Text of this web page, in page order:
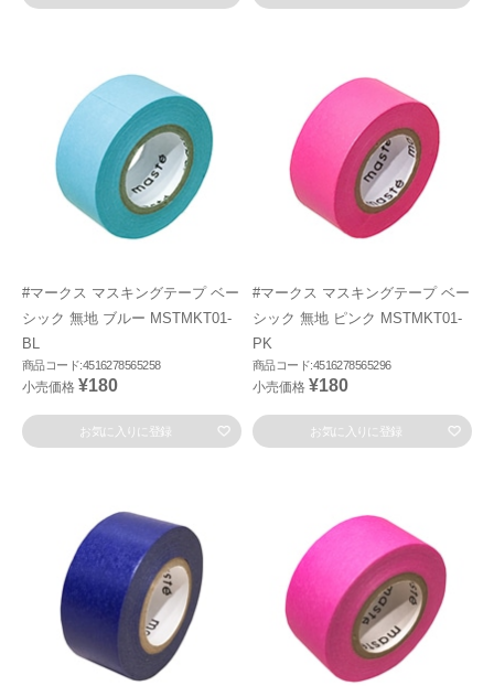
#マークス マスキングテープ ベー
シック 無地 ブルー MSTMKT01-
BL
商品コード:4516278565258
小売価格 ¥180
お気に入りに登録
#マークス マスキングテープ ベー
シック 無地 ピンク MSTMKT01-
PK
商品コード:4516278565296
小売価格 ¥180
お気に入りに登録